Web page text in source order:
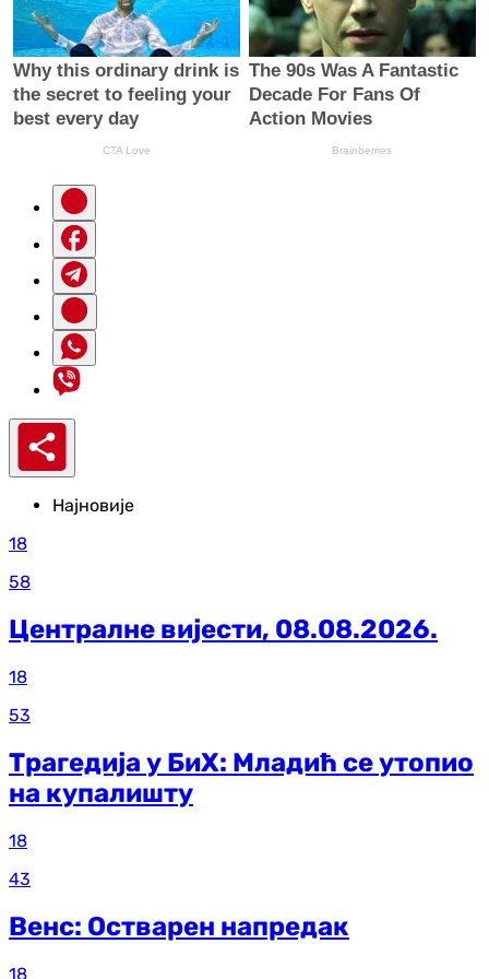
Најновије
18
58
Централне вијести, 08.08.2026.
18
53
Трагедија у БиХ: Младић се утопио
на купалишту
18
43
Венс: Остварен напредак
18